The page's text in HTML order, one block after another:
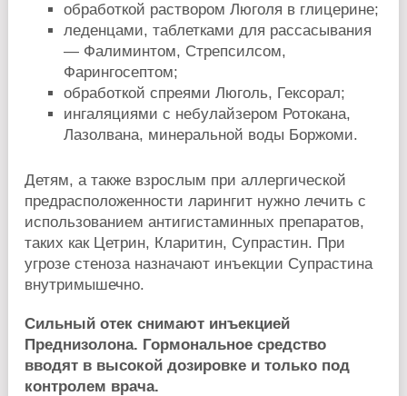
обработкой раствором Люголя в глицерине;
леденцами, таблетками для рассасывания
— Фалиминтом, Стрепсилсом,
Фарингосептом;
обработкой спреями Люголь, Гексорал;
ингаляциями с небулайзером Ротокана,
Лазолвана, минеральной воды Боржоми.
Детям, а также взрослым при аллергической
предрасположенности ларингит нужно лечить с
использованием антигистаминных препаратов,
таких как Цетрин, Кларитин, Супрастин. При
угрозе стеноза назначают инъекции Супрастина
внутримышечно.
Сильный отек снимают инъекцией
Преднизолона. Гормональное средство
вводят в высокой дозировке и только под
контролем врача.